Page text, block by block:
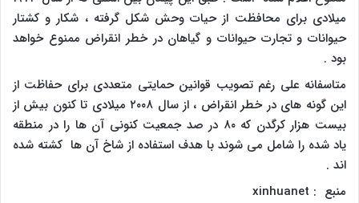
میلادی برای محافظت از حیات وحش شکل گرفته ، شکار و کشتار
حیوانات و تجارت حیوانات و گیاهان در خطر انقراض ممنوع خواهد
بود .
متاسفانه علی رغم تصویب قوانین حمایتی متعددی برای حفاظت از
این گونه های در خطر انقراض ، از سال ۲۰۰۸ میلادی تا کنون بیش از
بیست هزار کرگدن که ۸۰ در صد جمعیت کنونی آن ها را در منطقه
یاد شده را شامل می شوند با هدف استفاده از شاخ آن ها کشته شده
اند .
منبع : xinhuanet